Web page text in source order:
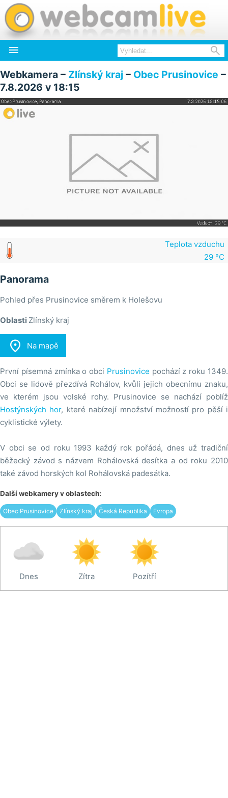
 
Webkamera – Zlínský kraj – Obec Prusinovice –
7.8.2026 v 18:15
Teplota vzduchu
29 °C
Panorama
Pohled přes Prusinovice směrem k Holešovu
Oblasti Zlínský kraj
 Na mapě
První písemná zmínka o obci Prusinovice pochází z roku 1349.
Obci se lidově přezdívá Rohálov, kvůli jejich obecnímu znaku,
ve kterém jsou volské rohy. Prusinovice se nachází poblíž
Hostýnských hor, které nabízejí množství možností pro pěší i
cyklistické výlety.
V obci se od roku 1993 každý rok pořádá, dnes už tradiční
běžecký závod s názvem Rohálovská desítka a od roku 2010
také závod horských kol Rohálovská padesátka.
Další webkamery v oblastech:
Obec Prusinovice Zlínský kraj Česká Republika Evropa
Dnes Zítra Pozítří